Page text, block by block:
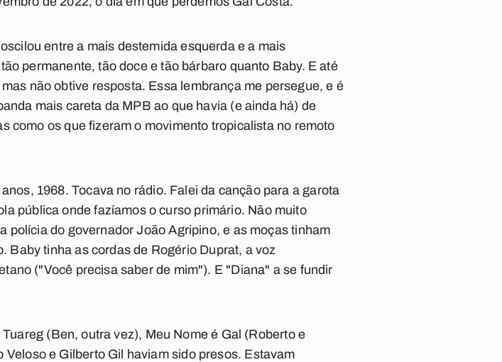
entre a mais destemida esquerda e a mais
permanente, tão doce e tão bárbaro quanto Baby. E até
não obtive resposta. Essa lembrança me persegue, e é
mais careta da MPB ao que havia (e ainda há) de
como os que fizeram o movimento tropicalista no remoto
1968. Tocava no rádio. Falei da canção para a garota
pública onde fazíamos o curso primário. Não muito
polícia do governador João Agripino, e as moças tinham
Baby tinha as cordas de Rogério Duprat, a voz
("Você precisa saber de mim"). E "Diana" a se fundir
Tuareg (Ben, outra vez), Meu Nome é Gal (Roberto e
e Gilberto Gil haviam sido presos. Estavam